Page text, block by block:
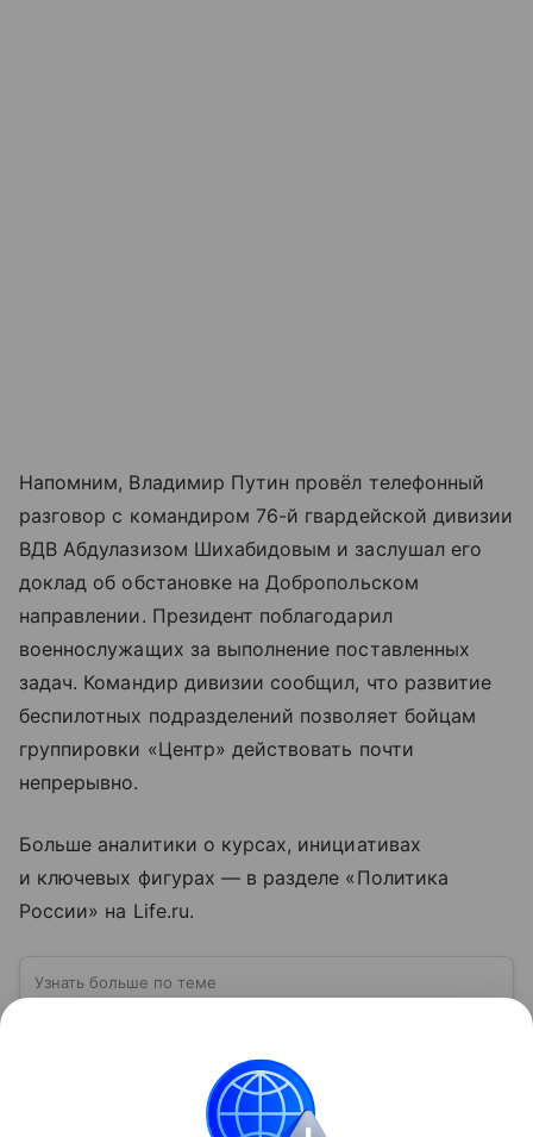
Напомним, Владимир Путин провёл телефонный
разговор с командиром 76-й гвардейской дивизии
ВДВ Абдулазизом Шихабидовым и заслушал его
доклад об обстановке на Добропольском
направлении. Президент поблагодарил
военнослужащих за выполнение поставленных
задач. Командир дивизии сообщил, что развитие
беспилотных подразделений позволяет бойцам
группировки «Центр» действовать почти
непрерывно.
Больше аналитики о курсах, инициативах
и ключевых фигурах — в разделе «Политика
России» на Life.ru.
Узнать больше по теме
Группировка войск «Центр» — одно из оперативно-
стратегических объединений Вооруженных сил
России, задействованных в ходе специальной